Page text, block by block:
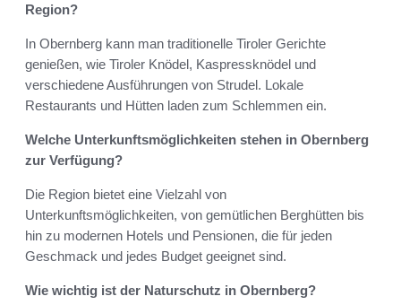
Region?
In Obernberg kann man traditionelle Tiroler Gerichte
genießen, wie Tiroler Knödel, Kaspressknödel und
verschiedene Ausführungen von Strudel. Lokale
Restaurants und Hütten laden zum Schlemmen ein.
Welche Unterkunftsmöglichkeiten stehen in Obernberg
zur Verfügung?
Die Region bietet eine Vielzahl von
Unterkunftsmöglichkeiten, von gemütlichen Berghütten bis
hin zu modernen Hotels und Pensionen, die für jeden
Geschmack und jedes Budget geeignet sind.
Wie wichtig ist der Naturschutz in Obernberg?